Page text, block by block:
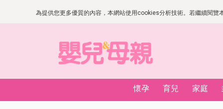
為提供您更多優質的內容，本網站使用cookies分析技術。若繼續閱
懷孕 育兒 家庭